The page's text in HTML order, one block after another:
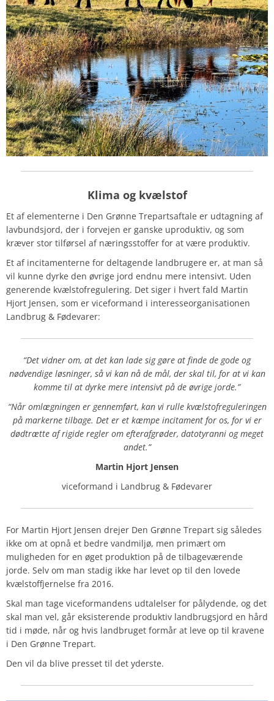
Klima og kvælstof
Et af elementerne i Den Grønne Trepartsaftale er udtagning af
lavbundsjord, der i forvejen er ganske uproduktiv, og som
kræver stor tilførsel af næringsstoffer for at være produktiv.
Et af incitamenterne for deltagende landbrugere er, at man så
vil kunne dyrke den øvrige jord endnu mere intensivt. Uden
generende kvælstofregulering. Det siger i hvert fald Martin
Hjort Jensen, som er viceformand i interesseorganisationen
Landbrug & Fødevarer:
“Det vidner om, at det kan lade sig gøre at finde de gode og
nødvendige løsninger, så vi kan nå de mål, der skal til, for at vi kan
komme til at dyrke mere intensivt på de øvrige jorde.”
“Når omlægningen er gennemført, kan vi rulle kvælstofreguleringen
på markerne tilbage. Det er et kæmpe incitament for os, for vi er
dødtrætte af rigide regler om efterafgrøder, datotyranni og meget
andet.”
Martin Hjort Jensen
viceformand i Landbrug & Fødevarer
For Martin Hjort Jensen drejer Den Grønne Trepart sig således
ikke om at opnå et bedre vandmiljø, men primært om
muligheden for en øget produktion på de tilbageværende
jorde. Selv om man stadig ikke har levet op til den lovede
kvælstoffjernelse fra 2016.
Skal man tage viceformandens udtalelser for pålydende, og det
skal man vel, går eksisterende produktiv landbrugsjord en hård
tid i møde, når og hvis landbruget formår at leve op til kravene
i Den Grønne Trepart.
Den vil da blive presset til det yderste.